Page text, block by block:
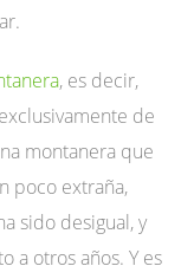
, es decir,
de
montanera que
poco extraña,
sido desigual, y
a otros años. Y es